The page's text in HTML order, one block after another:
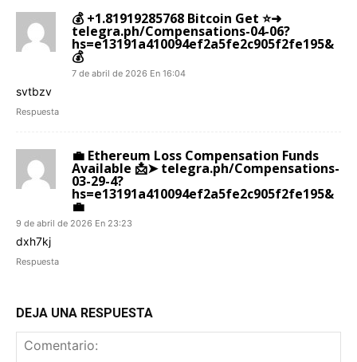
💰 +1.81919285768 Вitсоin Get ⭐➜
telegra.ph/Compensations-04-06?
hs=e13191a410094ef2a5fe2c905f2fe195&
💰
7 de abril de 2026 En 16:04
svtbzv
Respuesta
💼 Ethereum Loss Compensation Funds
Available 📩➤ telegra.ph/Compensations-
03-29-4?
hs=e13191a410094ef2a5fe2c905f2fe195&
💼
9 de abril de 2026 En 23:23
dxh7kj
Respuesta
DEJA UNA RESPUESTA